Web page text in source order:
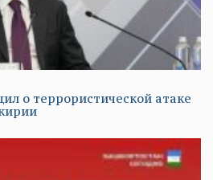
о террористической атаке